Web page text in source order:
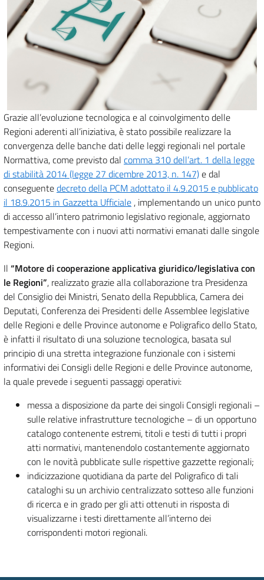
Grazie all’evoluzione tecnologica e al coinvolgimento delle
Regioni aderenti all’iniziativa, è stato possibile realizzare la
convergenza delle banche dati delle leggi regionali nel portale
Normattiva, come previsto dal comma 310 dell’art. 1 della legge
di stabilità 2014 (legge 27 dicembre 2013, n. 147)e dal
conseguentedecreto della PCM adottato il 4.9.2015 e pubblicato
il 18.9.2015 in Gazzetta Ufficiale , implementando un unico punto
di accesso all’intero patrimonio legislativo regionale, aggiornato
tempestivamente con i nuovi atti normativi emanati dalle singole
Regioni.
Il “Motore di cooperazione applicativa giuridico/legislativa con
le Regioni”, realizzato grazie alla collaborazione tra Presidenza
del Consiglio dei Ministri, Senato della Repubblica, Camera dei
Deputati, Conferenza dei Presidenti delle Assemblee legislative
delle Regioni e delle Province autonome e Poligrafico dello Stato,
è infatti il risultato di una soluzione tecnologica, basata sul
principio di una stretta integrazione funzionale con i sistemi
informativi dei Consigli delle Regioni e delle Province autonome,
la quale prevede i seguenti passaggi operativi:
messa a disposizione da parte dei singoli Consigli regionali –
sulle relative infrastrutture tecnologiche – di un opportuno
catalogo contenente estremi, titoli e testi di tutti i propri
atti normativi, mantenendolo costantemente aggiornato
con le novità pubblicate sulle rispettive gazzette regionali;
indicizzazione quotidiana da parte del Poligrafico di tali
cataloghi su un archivio centralizzato sotteso alle funzioni
di ricerca e in grado per gli atti ottenuti in risposta di
visualizzarne i testi direttamente all’interno dei
corrispondenti motori regionali.